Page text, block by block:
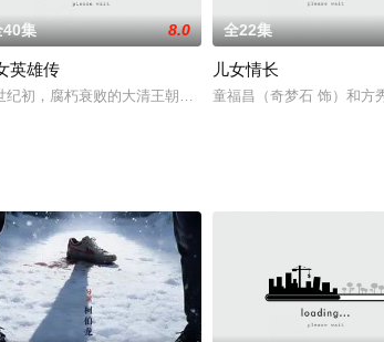
工智能生出自主意识之后，人类的生存就会受到威胁，
《儿女冤家》围绕当代社会热点话题“啃老族”现象而展开
40集 8.0
英雄传
纪初，腐朽衰败的大清王朝终于留下帷幕，而古老的中华
全22集
儿女情长
童福昌（奇梦石 饰）和方